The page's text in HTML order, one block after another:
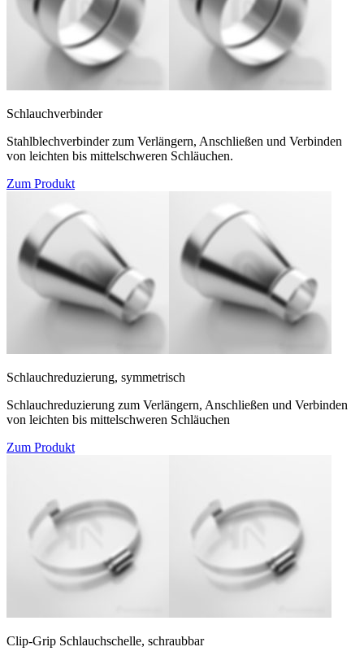
Schlauchverbinder
Stahlblechverbinder zum Verlängern, Anschließen und Verbinden
von leichten bis mittelschweren Schläuchen.
Zum Produkt
Schlauchreduzierung, symmetrisch
Schlauchreduzierung zum Verlängern, Anschließen und Verbinden
von leichten bis mittelschweren Schläuchen
Zum Produkt
Clip-Grip Schlauchschelle, schraubbar